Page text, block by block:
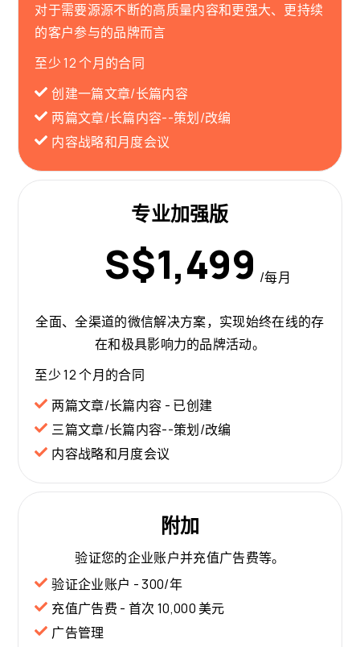
对于需要源源不断的高质量内容和更强大、更持续
的客户参与的品牌而言
至少 12 个月的合同
创建一篇文章/长篇内容
两篇文章/长篇内容--策划/改编
内容战略和月度会议
专业加强版
S$1,499 /每月
全面、全渠道的微信解决方案，实现始终在线的存
在和极具影响力的品牌活动。
至少 12 个月的合同
两篇文章/长篇内容 - 已创建
三篇文章/长篇内容--策划/改编
内容战略和月度会议
附加
验证您的企业账户并充值广告费等。
验证企业账户 - 300/年
充值广告费 - 首次 10,000 美元
广告管理